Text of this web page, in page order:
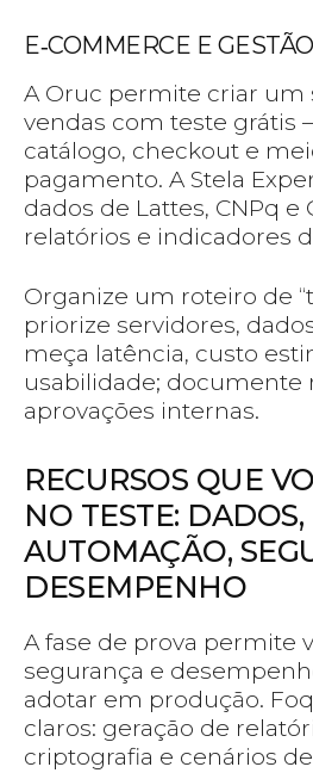
E‑COMMERCE E
A Oruc permite criar um
vendas com teste grátis
catálogo, checkout e
pagamento. A Stela
dados de Lattes, CNPq e
relatórios e indicadores
Organize um roteiro de
priorize servidores,
meça latência, custo
usabilidade; documente
aprovações internas.
RECURSOS QUE
NO TESTE: DADOS,
AUTOMAÇÃO,
DESEMPENHO
A fase de prova permite
segurança e
adotar em produção.
claros: geração de
criptografia e cenários